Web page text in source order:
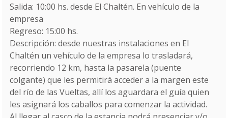
Salida: 10:00 hs. desde El Chaltén. En vehículo de la
empresa
Regreso: 15:00 hs.
Descripción: desde nuestras instalaciones en El
Chaltén un vehículo de la empresa lo trasladará,
recorriendo 12 km, hasta la pasarela (puente
colgante) que les permitirá acceder a la margen este
del río de las Vueltas, allí los aguardara el guía quien
les asignará los caballos para comenzar la actividad.